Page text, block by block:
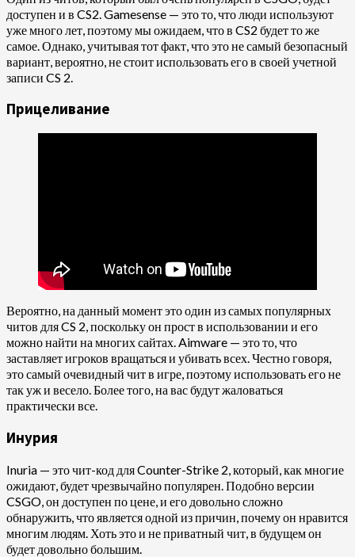
доступен и в CS2. Gamesense — это то, что люди используют
уже много лет, поэтому мы ожидаем, что в CS2 будет то же
самое. Однако, учитывая тот факт, что это не самый безопасный
вариант, вероятно, не стоит использовать его в своей учетной
записи CS 2.
Прицеливание
Вероятно, на данный момент это один из самых популярных
читов для CS 2, поскольку он прост в использовании и его
можно найти на многих сайтах. Aimware — это то, что
заставляет игроков вращаться и убивать всех. Честно говоря,
это самый очевидный чит в игре, поэтому использовать его не
так уж и весело. Более того, на вас будут жаловаться
практически все.
Инурия
Inuria — это чит-код для Counter-Strike 2, который, как многие
ожидают, будет чрезвычайно популярен. Подобно версии
CSGO, он доступен по цене, и его довольно сложно
обнаружить, что является одной из причин, почему он нравится
многим людям. Хоть это и не приватный чит, в будущем он
будет довольно большим.